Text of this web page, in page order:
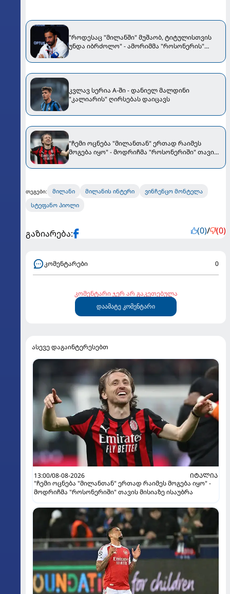
"როდესაც "მილანში" მუშაობ, ტიტულისთვის
უნდა იბრძოლო" - ამორიმმა "როსონერის"
კვლავ სერია A-ში - დანიელ მალდინი
"კალიარის" ღირსებას დაიცავს
"ჩემი ოცნება "მილანთან" ერთად რაიმეს
მოგება იყო" - მოდრიჩმა "როსონერიში" თავის
თეგები: მილანი მილანის ინტერი
ვინჩენცო მონტელა
სტეფანო პიოლი
გაზიარება: (0)/ (0)
კომენტარები 0
კომენტარი ჯერ არ გაკეთებულა
დაამატე კომენტარი
ასევე დაგაინტერესებთ
13:00/08-08-2026
ᲘᲢᲐᲚᲘᲐ
"ჩემი ოცნება "მილანთან" ერთად რაიმეს მოგება იყო" -
მოდრიჩმა "როსონერიში" თავის მისიაზე ისაუბრა